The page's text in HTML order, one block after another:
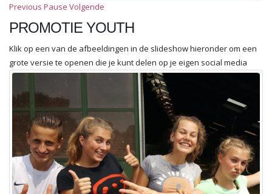
Previous Pause Volgende
PROMOTIE YOUTH
Klik op een van de afbeeldingen in de slideshow hieronder om een
grote versie te openen die je kunt delen op je eigen social media